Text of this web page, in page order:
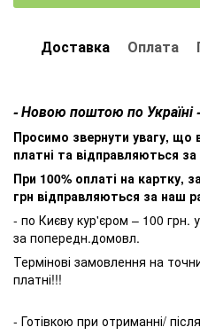
Доставка Оплата
- Новою поштою по Україні
Просимо звернути увагу, що
платні та відправляються
При 100% оплаті на картку,
грн відправляються за наш
- по Києву кур'єром – 100 грн. у
за попередн.домовл.
Термінові замовлення на
платні!!!
- Готівкою при отриманні/